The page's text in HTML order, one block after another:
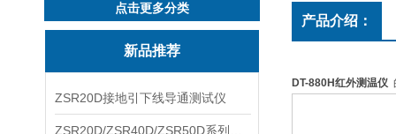
点击更多分类
新品推荐
ZSR20D接地引下线导通测试仪
产品介绍：
DT-880H红外测温仪